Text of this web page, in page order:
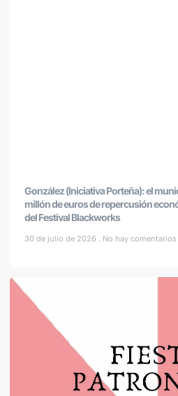
González (Iniciativa Porteña): el
millón de euros de repercusión
del Festival Blackworks
30 de julio de 2026 No hay comentarios